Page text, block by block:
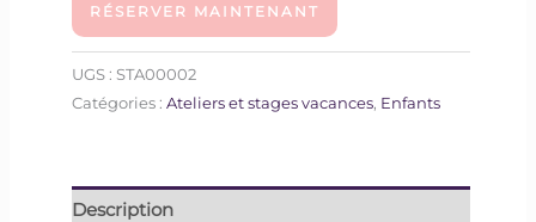
RÉSERVER MAINTENANT
UGS : STA00002
Catégories :Ateliers et stages vacances, Enfants
Description